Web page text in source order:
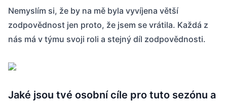
Nemyslím si, že by na mě byla vyvíjena větší
zodpovědnost jen proto, že jsem se vrátila. Každá z
nás má v týmu svoji roli a stejný díl zodpovědnosti.
Jaké jsou tvé osobní cíle pro tuto sezónu a